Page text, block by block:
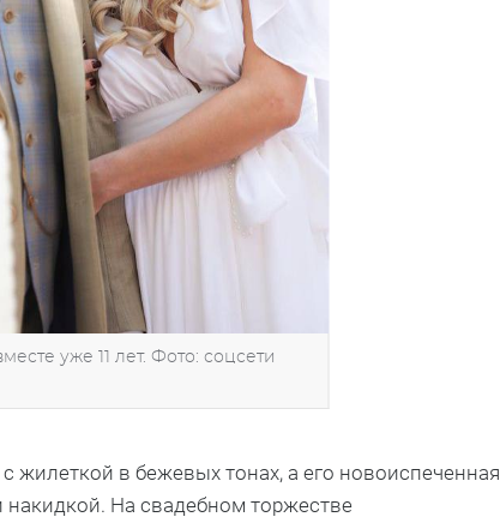
уже 11 лет. Фото: соцсети
жилеткой в бежевых тонах, а его новоиспеченная
На свадебном торжестве